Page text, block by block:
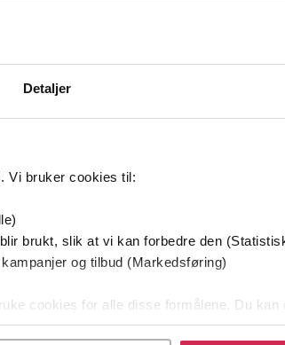
Detaljer
Vi bruker cookies til:
brukt, slik at vi kan forbedre den
og tilbud (Markedsføring)
cookies for alle disse formålene. Du kan
Du kan når som helst trekke tilbake eller